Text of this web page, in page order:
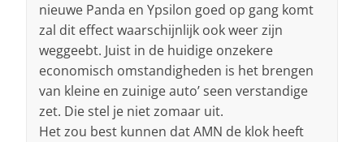
nieuwe Panda en Ypsilon goed op gang komt
zal dit effect waarschijnlijk ook weer zijn
weggeebt. Juist in de huidige onzekere
economisch omstandigheden is het brengen
van kleine en zuinige auto’ seen verstandige
zet. Die stel je niet zomaar uit.
Het zou best kunnen dat AMN de klok heeft